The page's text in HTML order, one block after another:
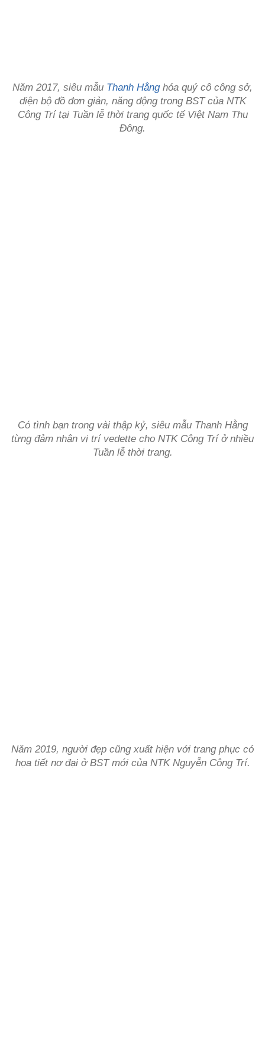
Năm 2017, siêu mẫu Thanh Hằnghóa quý cô công sở,
diện bộ đồ đơn giản, năng động trong BST của NTK
Công Trí tại Tuần lễ thời trang quốc tế Việt Nam Thu
Đông.
Có tình bạn trong vài thập kỷ, siêu mẫu Thanh Hằng
từng đảm nhận vị trí vedette cho NTK Công Trí ở nhiều
Tuần lễ thời trang.
Năm 2019, người đẹp cũng xuất hiện với trang phục có
họa tiết nơ đại ở BST mới của NTK Nguyễn Công Trí.